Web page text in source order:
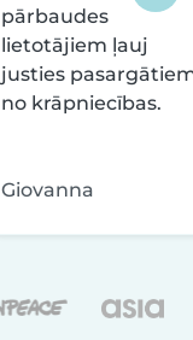
pārbaudes
lietotājiem ļauj
justies
no krāpniecības.
Giovanna